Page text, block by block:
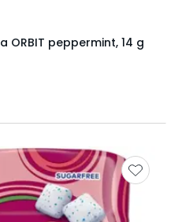
ORBIT peppermint, 14 g